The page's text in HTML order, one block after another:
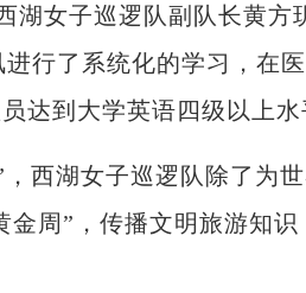
湖女子巡逻队副队长黄
行了系统化的学习，在
达到大学英语四级以上
湖女子巡逻队除了为世
金周”，传播文明旅游知